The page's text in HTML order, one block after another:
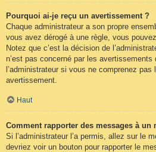
Pourquoi ai-je reçu un avertissement ?
Chaque administrateur a son propre
vous avez dérogé à une règle, vous
Notez que c’est la décision de
n’est pas concerné par les avertissements
l’administrateur si vous ne comprenez
avertissement.
Haut
Comment rapporter des messages à un
Si l’administrateur l’a permis, allez sur le
devriez voir un bouton pour rapporter le